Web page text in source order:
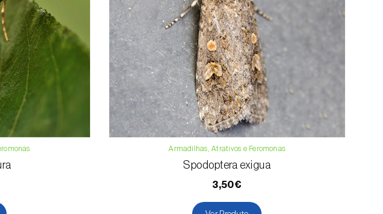
Armadilhas, Atrativos e Feromonas
Spodoptera exigua
3,50€